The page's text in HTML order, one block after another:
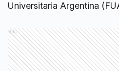
Universitaria Argentina
Ads